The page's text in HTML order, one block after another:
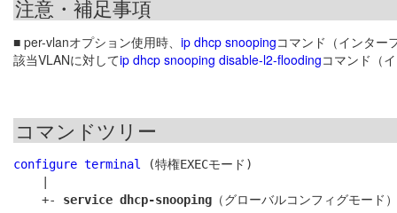
注意・補足事項
■ per-vlanオプション使用時、 ip dhcp snoopingコマンド（インター
該当VLANに対してip dhcp snooping disable-l2-floodingコマンド（
コマンドツリー
configure terminal
(特権EXECモード)
    +-
service dhcp-snooping